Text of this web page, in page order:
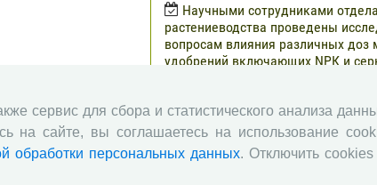
Научными сотрудниками отдела
растениеводства проведены
вопросам влияния различных доз
удобрений включающих NРК и
В журнале
опубликованы результаты
зерносенажа в Вологодской
сервис для сбора и статистического анализа
на сайте, вы соглашаетесь на использование
обработки персональных данных. Отключить